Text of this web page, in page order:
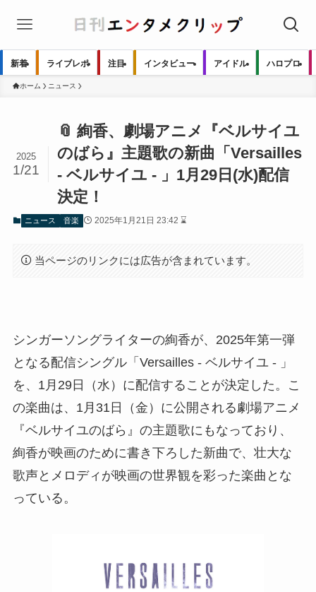
新着 ライブレポ 注目 インタビュー アイドル ハロプロ
ホーム ニュース
📎 絢香、劇場アニメ『ベルサイユ
のばら』主題歌の新曲「Versailles
- ベルサイユ - 」1月29日(水)配信
決定！
2025
1/21
ニュース 音楽 2025年1月21日 23:42 ⌛
当ページのリンクには広告が含まれています。
シンガーソングライターの絢香が、2025年第一弾
となる配信シングル「Versailles - ベルサイユ - 」
を、1月29日（水）に配信することが決定した。こ
の楽曲は、1月31日（金）に公開される劇場アニメ
『ベルサイユのばら』の主題歌にもなっており、
絢香が映画のために書き下ろした新曲で、壮大な
歌声とメロディが映画の世界観を彩った楽曲とな
っている。